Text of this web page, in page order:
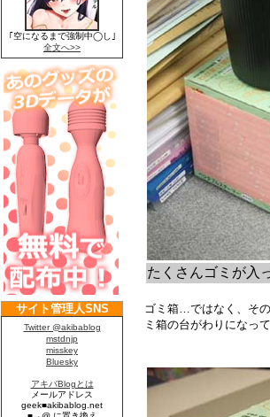
たくさんゴミが入
ゴミ箱…ではなく、そ
ミ箱の台がわりになっ